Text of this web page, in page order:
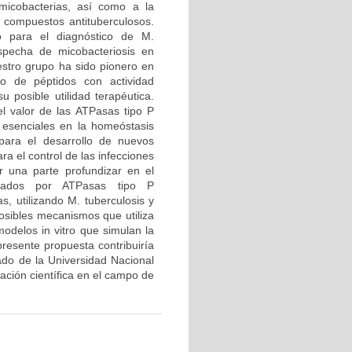
así como a la
antituberculosos.
para el diagnóstico de M.
de micobacteriosis en
grupo ha sido pionero en
de péptidos con actividad
posible utilidad terapéutica.
valor de las ATPasas tipo P
en la homeóstasis
el desarrollo de nuevos
el control de las infecciones
una parte profundizar en el
por ATPasas tipo P
utilizando M. tuberculosis y
mecanismos que utiliza
in vitro que simulan la
propuesta contribuiría
de la Universidad Nacional
científica en el campo de